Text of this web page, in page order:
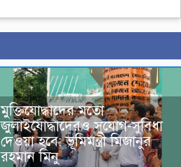
মুক্তিযোদ্ধাদের মতো
জুলাইযোদ্ধাদেরও সুযোগ-সুবিধা
দেওয়া হবে: ভূমিমন্ত্রী মিজানুর
রহমান মিনু